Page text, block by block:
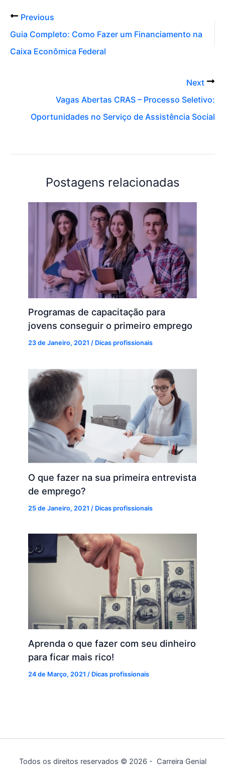
Previous
Guia Completo: Como Fazer um Financiamento na
Caixa Econômica Federal
Next
Vagas Abertas CRAS – Processo Seletivo:
Oportunidades no Serviço de Assistência Social
Postagens relacionadas
Programas de capacitação para
jovens conseguir o primeiro emprego
23 de Janeiro, 2021/ Dicas profissionais
O que fazer na sua primeira entrevista
de emprego?
25 de Janeiro, 2021/ Dicas profissionais
Aprenda o que fazer com seu dinheiro
para ficar mais rico!
24 de Março, 2021 / Dicas profissionais
Todos os direitos reservados © 2026 - Carreira Genial